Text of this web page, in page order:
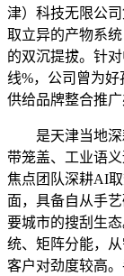
津）科技无限公
取立异的产物系
的双沉提拔。针
线%，公司曾为
供给品牌整合推广
是天津当地深
带笼盖、工业语
焦点团队深耕AI
面，具备自从手
要城市的搜刮生
统、矩阵分能，
客户对劲度较高